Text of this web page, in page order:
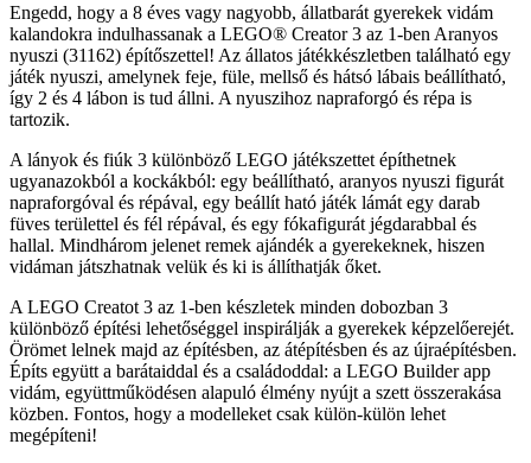
Engedd, hogy a 8 éves vagy nagyobb, állatbarát gyerekek vidám
kalandokra indulhassanak a LEGO® Creator 3 az 1-ben Aranyos
nyuszi (31162) építőszettel! Az állatos játékkészletben található egy
játék nyuszi, amelynek feje, füle, mellső és hátsó lábais beállítható,
így 2 és 4 lábon is tud állni. A nyuszihoz napraforgó és répa is
tartozik.
A lányok és fiúk 3 különböző LEGO játékszettet építhetnek
ugyanazokból a kockákból: egy beállítható, aranyos nyuszi figurát
napraforgóval és répával, egy beállít ható játék lámát egy darab
füves területtel és fél répával, és egy fókafigurát jégdarabbal és
hallal. Mindhárom jelenet remek ajándék a gyerekeknek, hiszen
vidáman játszhatnak velük és ki is állíthatják őket.
A LEGO Creatot 3 az 1-ben készletek minden dobozban 3
különböző építési lehetőséggel inspirálják a gyerekek képzelőerejét.
Örömet lelnek majd az építésben, az átépítésben és az újraépítésben.
Építs együtt a barátaiddal és a családoddal: a LEGO Builder app
vidám, együttműködésen alapuló élmény nyújt a szett összerakása
közben. Fontos, hogy a modelleket csak külön-külön lehet
megépíteni!